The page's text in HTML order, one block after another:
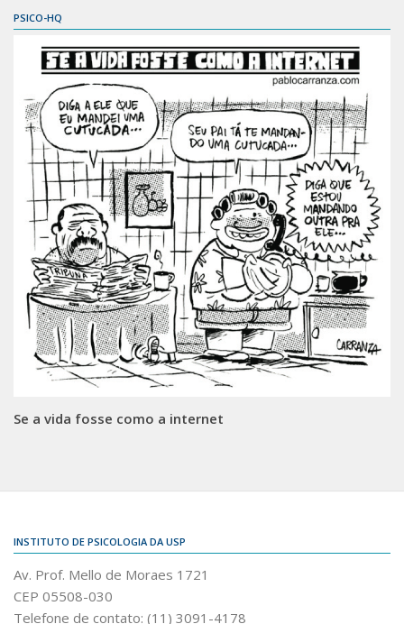
PSICO-HQ
Se a vida fosse como a internet
INSTITUTO DE PSICOLOGIA DA USP
Av. Prof. Mello de Moraes 1721
CEP 05508-030
Telefone de contato: (11) 3091-4178